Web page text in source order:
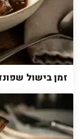
זמן בישול